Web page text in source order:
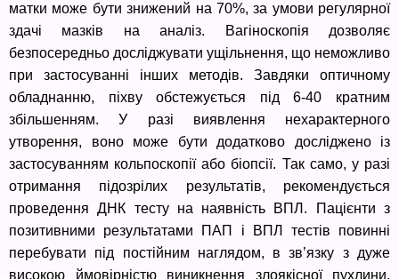
матки може бути знижений на 70%, за умови регулярної
здачі мазків на аналіз. Вагіноскопія дозволяє
безпосередньо досліджувати ущільнення, що неможливо
при застосуванні інших методів. Завдяки оптичному
обладнанню, піхву обстежується під 6-40 кратним
збільшенням. У разі виявлення нехарактерного
утворення, воно може бути додатково досліджено із
застосуванням кольпоскопії або біопсії. Так само, у разі
отримання підозрілих результатів, рекомендується
проведення ДНК тесту на наявність ВПЛ. Пацієнти з
позитивними результатами ПАП і ВПЛ тестів повинні
перебувати під постійним наглядом, в зв’язку з дуже
високою ймовірністю виникнення злоякісної пухлини.